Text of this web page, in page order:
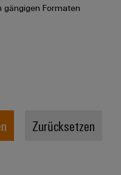
gängigen Formaten
Zurücksetzen